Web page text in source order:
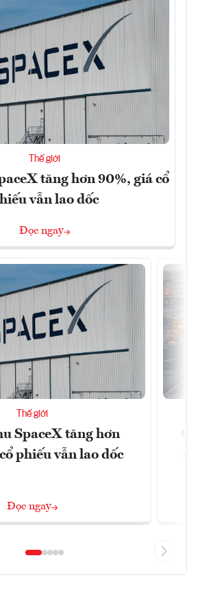
Thế giới
tăng hơn 90%, giá cổ
vẫn lao dốc
Đọc ngay
Thế giới
SpaceX tăng hơn
phiếu vẫn lao dốc
Đọc ngay